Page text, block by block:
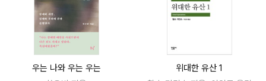
우는 나와 우는 우는
위대한 유산 1